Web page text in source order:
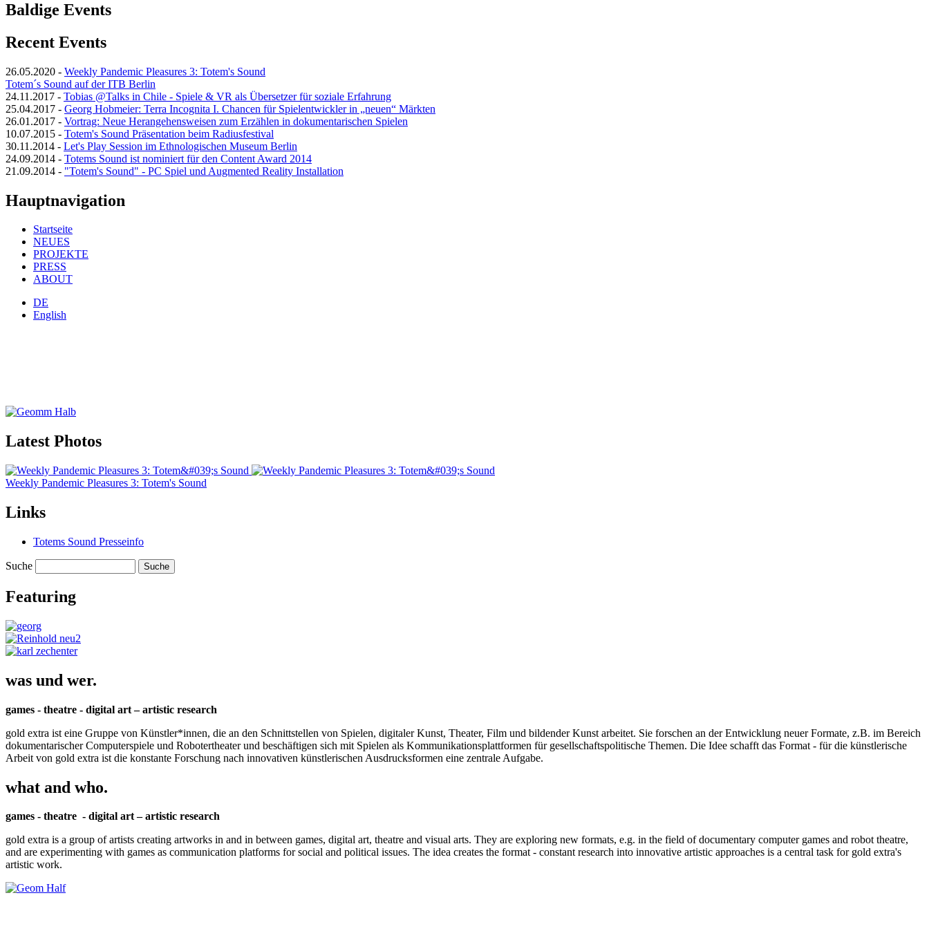
Baldige Events
Recent Events
26.05.2020 - Weekly Pandemic Pleasures 3: Totem's Sound
Totem´s Sound auf der ITB Berlin
24.11.2017 - Tobias @Talks in Chile - Spiele & VR als Übersetzer für soziale Erfahrung
25.04.2017 - Georg Hobmeier: Terra Incognita I. Chancen für Spielentwickler in „neuen“ Märkten
26.01.2017 - Vortrag: Neue Herangehensweisen zum Erzählen in dokumentarischen Spielen
10.07.2015 - Totem's Sound Präsentation beim Radiusfestival
30.11.2014 - Let's Play Session im Ethnologischen Museum Berlin
24.09.2014 - Totems Sound ist nominiert für den Content Award 2014
21.09.2014 - "Totem's Sound" - PC Spiel und Augmented Reality Installation
Hauptnavigation
Startseite
NEUES
PROJEKTE
PRESS
ABOUT
DE
English
Latest Photos
Weekly Pandemic Pleasures 3: Totem's Sound
Links
Totems Sound Presseinfo
Suche
Featuring
was und wer.
games - theatre - digital art – artistic research
gold extra ist eine Gruppe von Künstler*innen, die an den Schnittstellen von Spielen, digitaler Kunst, Theater, Film und bildender Kunst arbeitet. Sie forschen an der Entwicklung neuer Formate, z.B. im Bereich
dokumentarischer Computerspiele und Robotertheater und beschäftigen sich mit Spielen als Kommunikationsplattformen für gesellschaftspolitische Themen. Die Idee schafft das Format - für die künstlerische
Arbeit von gold extra ist die konstante Forschung nach innovativen künstlerischen Ausdrucksformen eine zentrale Aufgabe.
what and who.
games - theatre - digital art – artistic research
gold extra is a group of artists creating artworks in and in between games, digital art, theatre and visual arts. They are exploring new formats, e.g. in the field of documentary computer games and robot theatre,
and are experimenting with games as communication platforms for social and political issues. The idea creates the format - constant research into innovative artistic approaches is a central task for gold extra's
artistic work.